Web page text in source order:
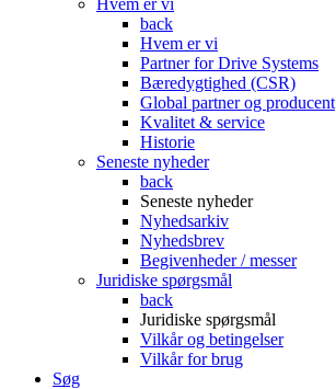
Hvem er vi
back
Hvem er vi
Partner for Drive Systems
Bæredygtighed (CSR)
Global partner og producent
Kvalitet & service
Historie
Seneste nyheder
back
Seneste nyheder
Nyhedsarkiv
Nyhedsbrev
Begivenheder / messer
Juridiske spørgsmål
back
Juridiske spørgsmål
Vilkår og betingelser
Vilkår for brug
Søg